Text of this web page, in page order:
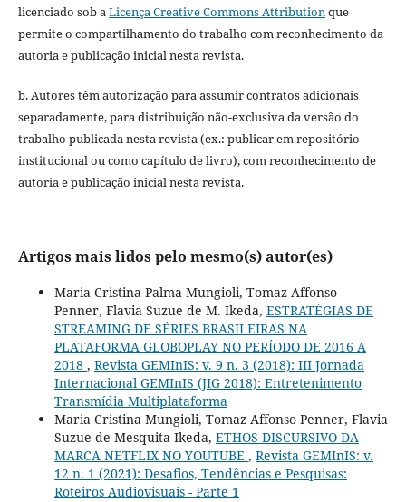
licenciado sob aLicença Creative Commons Attributionque
permite o compartilhamento do trabalho com reconhecimento da
autoria e publicação inicial nesta revista.
b. Autores têm autorização para assumir contratos adicionais
separadamente, para distribuição não-exclusiva da versão do
trabalho publicada nesta revista (ex.: publicar em repositório
institucional ou como capítulo de livro), com reconhecimento de
autoria e publicação inicial nesta revista.
Artigos mais lidos pelo mesmo(s) autor(es)
Maria Cristina Palma Mungioli, Tomaz Affonso
Penner, Flavia Suzue de M. Ikeda, ESTRATÉGIAS DE
STREAMING DE SÉRIES BRASILEIRAS NA
PLATAFORMA GLOBOPLAY NO PERÍODO DE 2016 A
2018 , Revista GEMInIS: v. 9 n. 3 (2018): III Jornada
Internacional GEMInIS (JIG 2018): Entretenimento
Transmídia Multiplataforma
Maria Cristina Mungioli, Tomaz Affonso Penner, Flavia
Suzue de Mesquita Ikeda, ETHOS DISCURSIVO DA
MARCA NETFLIX NO YOUTUBE , Revista GEMInIS: v.
12 n. 1 (2021): Desafios, Tendências e Pesquisas:
Roteiros Audiovisuais - Parte 1